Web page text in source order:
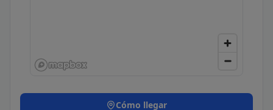
Cómo llegar